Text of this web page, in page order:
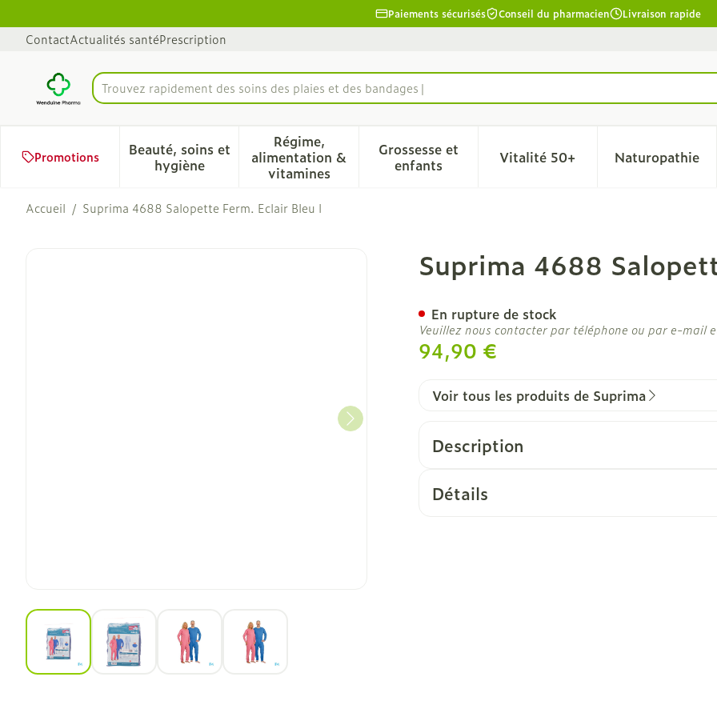
Paiements sécurisés Conseil du pharmacien Livraison rapide
ContactActualités santéPrescription
Rechercher
Trouvez rapidement des soins des plaies et des bandages
Promotions
Beauté, soins et
hygièneAfficher le sous-menu pour la catégorie Beauté, soins et hygiène
Régime,
alimentation &
vitaminesAfficher le sous-menu pour la catégorie Régime, alimentation &
Grossesse et
enfantsAfficher le sous-menu pour la catégorie
Vitalité 50+Afficher le sous-menu pour
Naturopathie
Afficher
Accueil / Suprima 4688 Salopette Ferm. Eclair Bleu l
View larger imageView larger imageView larger imageView larger image
Suprima 4688 Salopette Ferm. Eclair Bleu l
Suprima 4688
94,90 €
En rupture de stock
Veuillez nous contacter par téléphone ou par e-mail
Voir tous les produits de Suprima
Description
Détails